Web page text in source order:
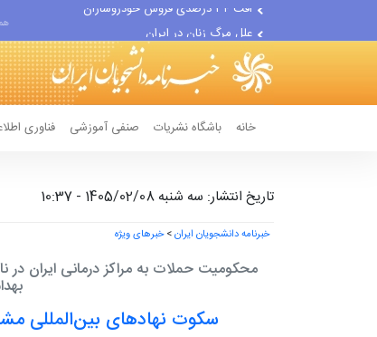
علل مرگ زنان در ایران
اعتراف رسانه‌های خارجی به...
خانه باشگاه نشریات صنفی آموزشی فناوری
تاریخ انتشار: سه شنبه 1405/02/08 - 10:37
خبرنامه دانشجویان ایران>خبرهای ویژه
محکومیت حملات به مراکز درمانی ایران در
سکوت نهادهای بین‌المللی